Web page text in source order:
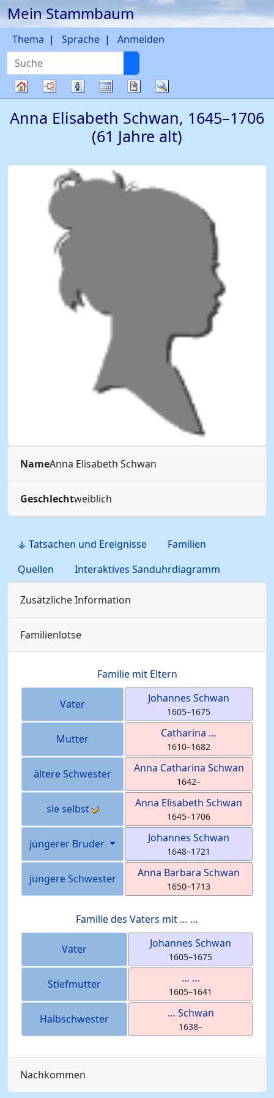
Weiter zu Hauptseite
Mein Stammbaum
Suche
Thema Sprache Anmelden
Diagramme
Listen KalenderBerichte
Anna Elisabeth Schwan, 1645–1706
(61 Jahre alt)
NameAnna Elisabeth Schwan
Geschlechtweiblich
⚶ Tatsachen und Ereignisse
Familien
Quellen
Interaktives Sanduhrdiagramm
Zusätzliche Information
Familienlotse
Familie mit Eltern
Vater Johannes Schwan
1605–1675
Mutter Catharina …
1610–1682
ältere Schwester Anna Catharina Schwan
1642–
sie selbst Anna Elisabeth Schwan
1645–1706
jüngerer Bruder Johannes Schwan
1648–1721
jüngere Schwester Anna Barbara Schwan
1650–1713
Familie des Vaters mit … …
Vater Johannes Schwan
1605–1675
Stiefmutter … …
1605–1641
Halbschwester … Schwan
1638–
Nachkommen